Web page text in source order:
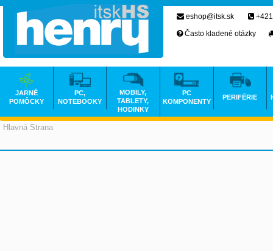
Hlavná Strana
eshop@itsk.sk
Často kladené otázky
JARNÉ
POMÔCKY
PC,
NOTEBOOKY
MOBILY,
TABLETY,
HODINKY
PC
KOMPONENTY
PERIFÉRIE